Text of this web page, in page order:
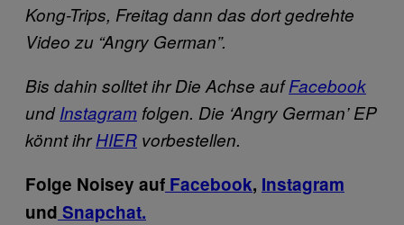
Kong-Trips, Freitag dann das dort gedrehte
Video zu “Angry German”.
Bis dahin solltet ihr Die Achse aufFacebook
undInstagram folgen. Die ‘Angry German’ EP
könnt ihrHIER vorbestellen.
Folge Noisey auf Facebook, Instagram
und Snapchat.